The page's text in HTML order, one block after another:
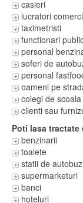
casieri
lucratori
taximetristi
functionari
personal
soferi de
personal
oameni pe
colegi de
clienti sau
Poti lasa tractate
benzinarii
toalete
statii de
supermarketuri
banci
hoteluri